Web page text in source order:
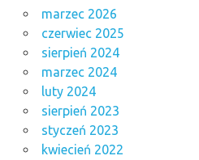
marzec 2026
czerwiec 2025
sierpień 2024
marzec 2024
luty 2024
sierpień 2023
styczeń 2023
kwiecień 2022